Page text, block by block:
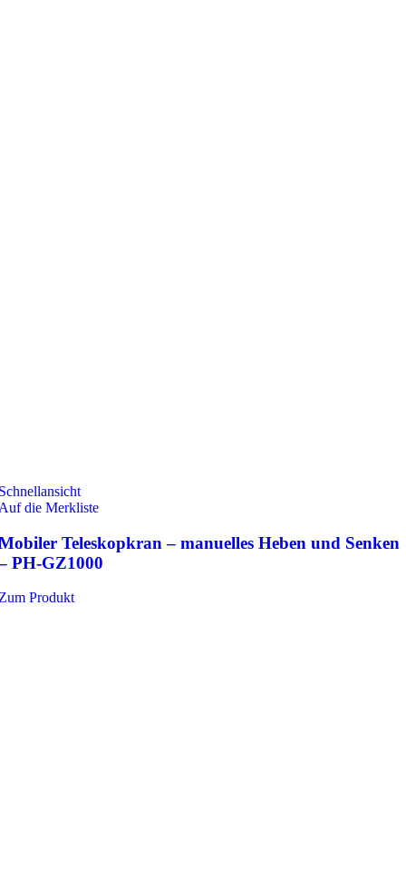
die Merkliste
Teleskopkran – manuelles Heben und Senken
PH-GZ1000
Produkt